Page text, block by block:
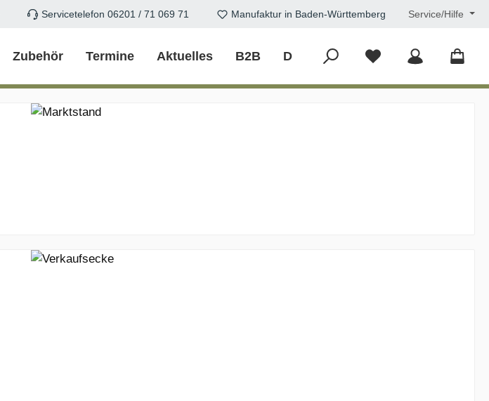
Servicetelefon 06201 / 71 069 71 Manufaktur in Baden-Württemberg Service/Hilfe
Zubehör Termine Aktuelles B2B DIY